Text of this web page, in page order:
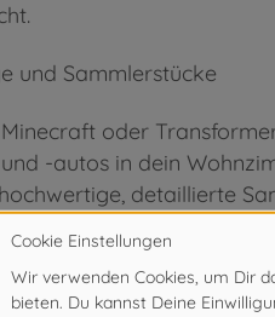
und Sammlerstücke
oder
-autos in dein
detaillierte
3 Jahren.